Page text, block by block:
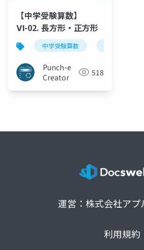
【中学受験算数】
Ⅵ-02. 長方形・正方形
中学受験算数
Punch-e
Creator
518
運営：株式会社アプ
利用規約